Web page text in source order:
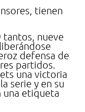
tienen
tantos, nueve
defensa de
partidos.
una victoria
serie y en su
una etiqueta